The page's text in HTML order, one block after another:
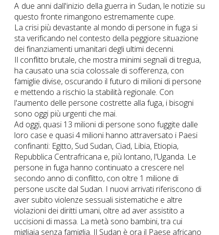
A due anni dall'inizio della guerra in Sudan, le notizie su
questo fronte rimangono estremamente cupe.
La crisi più devastante al mondo di persone in fuga si
sta verificando nel contesto della peggiore situazione
dei finanziamenti umanitari degli ultimi decenni.
Il conflitto brutale, che mostra minimi segnali di tregua,
ha causato una scia colossale di sofferenza, con
famiglie divise, oscurando il futuro di milioni di persone
e mettendo a rischio la stabilità regionale. Con
l'aumento delle persone costrette alla fuga, i bisogni
sono oggi più urgenti che mai.
Ad oggi, quasi 13 milioni di persone sono fuggite dalle
loro case e quasi 4 milioni hanno attraversato i Paesi
confinanti: Egitto, Sud Sudan, Ciad, Libia, Etiopia,
Repubblica Centrafricana e, più lontano, l'Uganda. Le
persone in fuga hanno continuato a crescere nel
secondo anno di conflitto, con oltre 1 milione di
persone uscite dal Sudan. I nuovi arrivati riferiscono di
aver subito violenze sessuali sistematiche e altre
violazioni dei diritti umani, oltre ad aver assistito a
uccisioni di massa. La metà sono bambini, tra cui
migliaia senza famiglia. Il Sudan è ora il Paese africano